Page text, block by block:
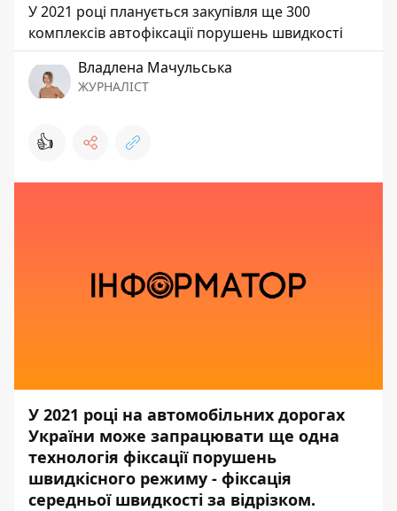
У 2021 році планується закупівля ще 300
комплексів автофіксації порушень швидкості
Владлена Мачульська
ЖУРНАЛІСТ
👍
У 2021 році на автомобільних дорогах
України може запрацювати ще одна
технологія фіксації порушень
швидкісного режиму - фіксація
середньої швидкості за відрізком.